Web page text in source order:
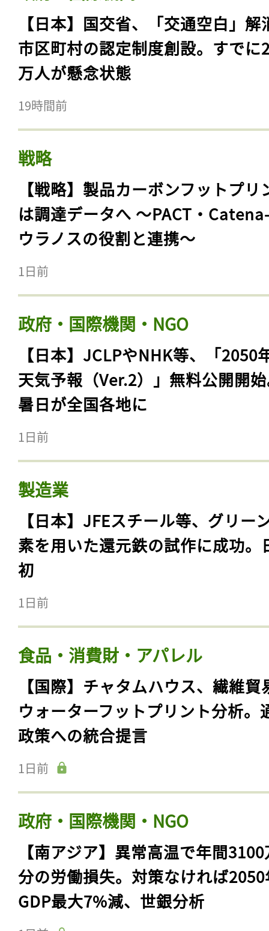
【日本】国交省、「交通空白」解
市区町村の認定制度創設。すでに
万人が懸念状態
19時間前
戦略
【戦略】製品カーボンフットプリ
は調達データへ 〜PACT・
ウラノスの役割と連携〜
1日前
政府・国際機関・NGO
【日本】JCLPやNHK等、「2050
天気予報（Ver.2）」無料公開開
暑日が全国各地に
1日前
製造業
【日本】JFEスチール等、グリー
素を用いた還元鉄の試作に成功。
初
1日前
食品・消費財・アパレル
【国際】チャタムハウス、繊維貿
ウォーターフットプリント分析。
政策への統合提言
1日前
政府・国際機関・NGO
【南アジア】異常高温で年間
分の労働損失。対策なければ
GDP最大7%減、世銀分析